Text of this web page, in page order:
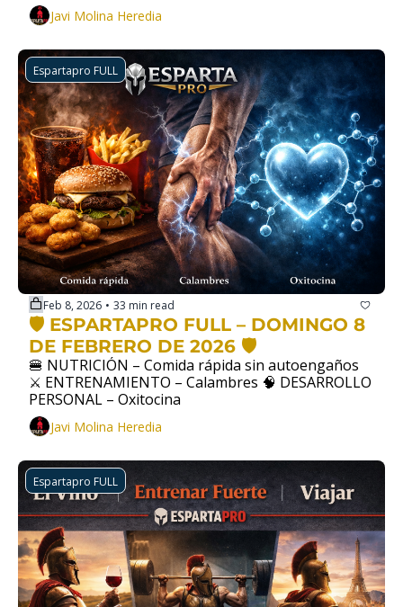
Javi Molina Heredia
Espartapro FULL
Feb 8, 2026 • 33 min read
🛡️ ESPARTAPRO FULL – DOMINGO 8
DE FEBRERO DE 2026 🛡️
🍔 NUTRICIÓN – Comida rápida sin autoengaños
⚔️ ENTRENAMIENTO – Calambres 🧠 DESARROLLO
PERSONAL – Oxitocina
Javi Molina Heredia
Espartapro FULL